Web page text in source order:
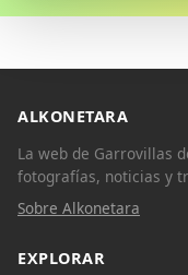
ALKONETARA
La web de Garrovillas
fotografías, noticias y
Sobre Alkonetara
EXPLORAR